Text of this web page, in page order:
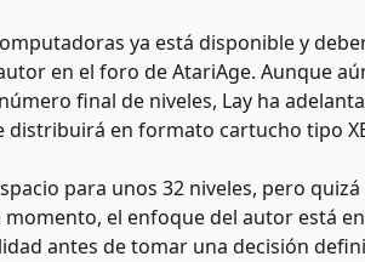
ya está disponible y
en el foro de AtariAge. Aunque
final de niveles, Lay ha
distribuirá en formato cartucho tipo
para unos 32 niveles, pero
momento, el enfoque del autor está
antes de tomar una decisión